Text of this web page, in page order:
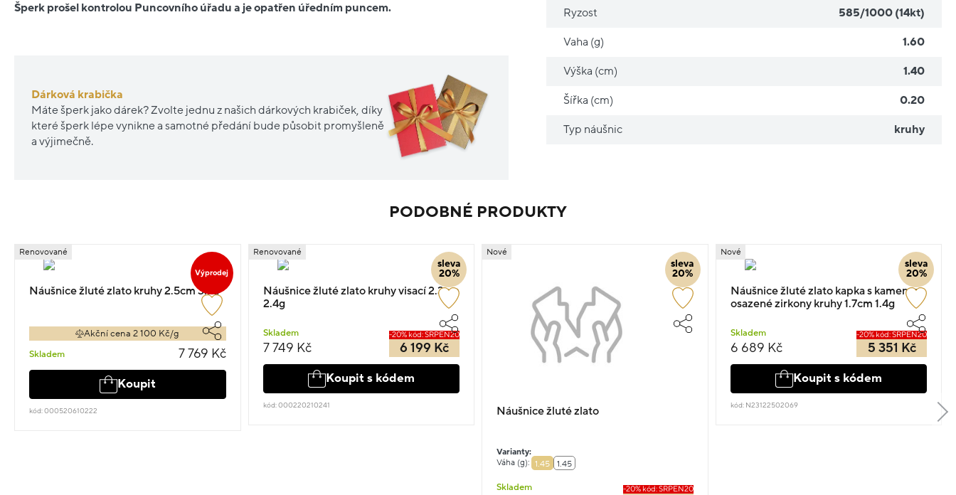
Šperk prošel kontrolou Puncovního úřadu a je opatřen úředním puncem.
Dárková krabička
Máte šperk jako dárek? Zvolte jednu z našich dárkových krabiček, díky
které šperk lépe vynikne a samotné předání bude působit promyšleně
a výjimečně.
Ryzost 585/1000 (14kt)
Vaha (g) 1.60
Výška (cm) 1.40
Šířka (cm) 0.20
Typ náušnic kruhy
PODOBNÉ PRODUKTY
Výprodej
Renovované
Náušnice žluté zlato kruhy 2.5cm 3.7g
Akční cena 2 100 Kč/g
Skladem 7 769 Kč
Koupit
kód: 000520610222
sleva
20%
Renovované
Náušnice žluté zlato kruhy visací 2.3cm
2.4g
Skladem
7 749 Kč
-20% kód: SRPEN20
6 199 Kč
Koupit s kódem
kód: 000220210241
sleva
20%
Nové
Náušnice žluté zlato
Varianty:
Váha (g):
1.45 1.45
Skladem -20% kód: SRPEN20
sleva
20%
Nové
Náušnice žluté zlato kapka s kamenem
osazené zirkony kruhy 1.7cm 1.4g
Skladem
6 689 Kč
-20% kód: SRPEN20
5 351 Kč
Koupit s kódem
kód: N23122502069